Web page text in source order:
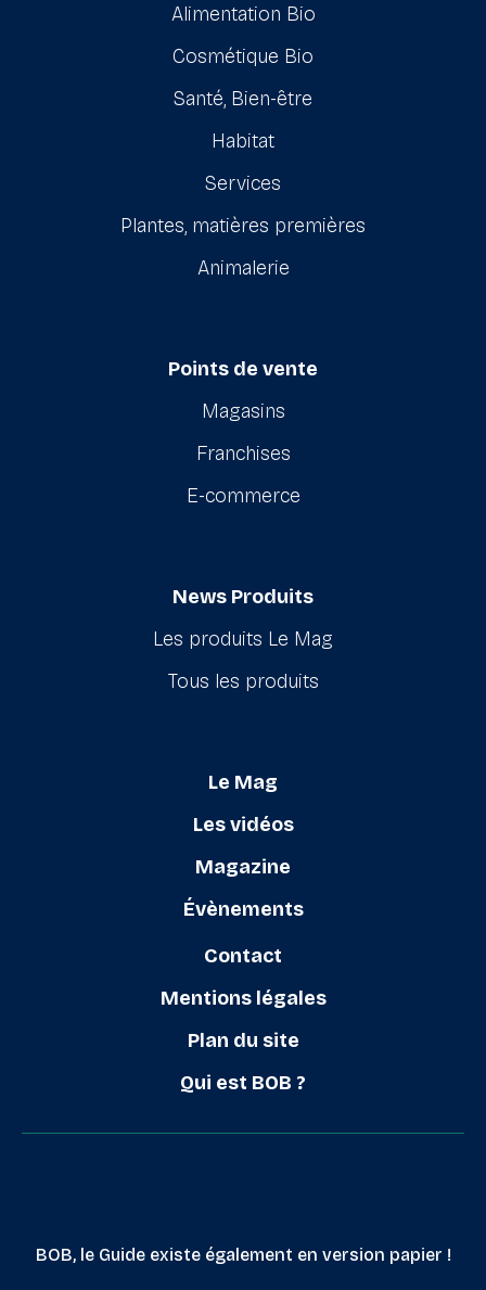
Alimentation Bio
Cosmétique Bio
Santé, Bien-être
Habitat
Services
Plantes, matières premières
Animalerie
Points de vente
Magasins
Franchises
E-commerce
News Produits
Les produits Le Mag
Tous les produits
Le Mag
Les vidéos
Magazine
Évènements
Contact
Mentions légales
Plan du site
Qui est BOB ?
BOB, le Guide existe également en version papier !